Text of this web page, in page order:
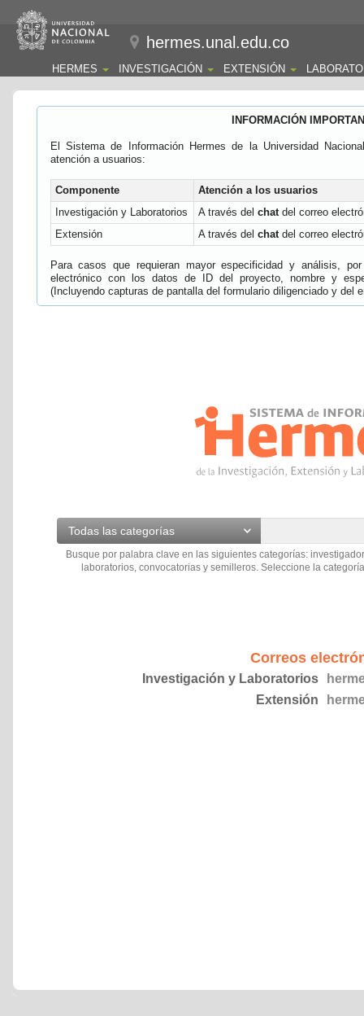
hermes.unal.edu.co
HERMES INVESTIGACIÓN EXTENSIÓN
INFORMACIÓN
El Sistema de Información Hermes de la Universidad
atención a usuarios:
Componente
Atención a los usuarios
Investigación y Laboratorios
A través del chatdel correo
Extensión
A través del chatdel correo
Para casos que requieran mayor especificidad y análisis,
electrónico con los datos de ID del proyecto, nombre y
(Incluyendo capturas de pantalla del formulario diligenciado y del
Todas las categorías
Busque por palabra clave en las siguientes categorías:
laboratorios, convocatorias y semilleros. Seleccione la
Correos
Investigación y Laboratorios
Extensión